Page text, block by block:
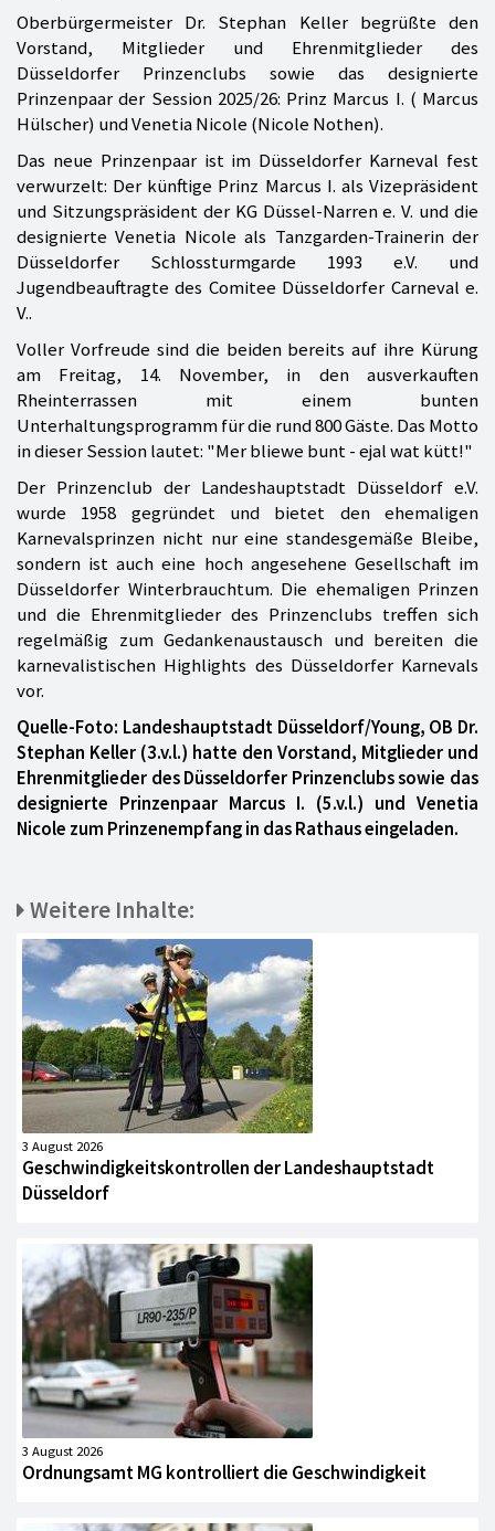
Oberbürgermeister Dr. Stephan Keller begrüßte den
Vorstand, Mitglieder und Ehrenmitglieder des
Düsseldorfer Prinzenclubs sowie das designierte
Prinzenpaar der Session 2025/26: Prinz Marcus I. ( Marcus
Hülscher) und Venetia Nicole (Nicole Nothen).
Das neue Prinzenpaar ist im Düsseldorfer Karneval fest
verwurzelt: Der künftige Prinz Marcus I. als Vizepräsident
und Sitzungspräsident der KG Düssel-Narren e. V. und die
designierte Venetia Nicole als Tanzgarden-Trainerin der
Düsseldorfer Schlossturmgarde 1993 e.V. und
Jugendbeauftragte des Comitee Düsseldorfer Carneval e.
V..
Voller Vorfreude sind die beiden bereits auf ihre Kürung
am Freitag, 14. November, in den ausverkauften
Rheinterrassen mit einem bunten
Unterhaltungsprogramm für die rund 800 Gäste. Das Motto
in dieser Session lautet: "Mer bliewe bunt - ejal wat kütt!"
Der Prinzenclub der Landeshauptstadt Düsseldorf e.V.
wurde 1958 gegründet und bietet den ehemaligen
Karnevalsprinzen nicht nur eine standesgemäße Bleibe,
sondern ist auch eine hoch angesehene Gesellschaft im
Düsseldorfer Winterbrauchtum. Die ehemaligen Prinzen
und die Ehrenmitglieder des Prinzenclubs treffen sich
regelmäßig zum Gedankenaustausch und bereiten die
karnevalistischen Highlights des Düsseldorfer Karnevals
vor.
Quelle-Foto: Landeshauptstadt Düsseldorf/Young, OB Dr.
Stephan Keller (3.v.l.) hatte den Vorstand, Mitglieder und
Ehrenmitglieder des Düsseldorfer Prinzenclubs sowie das
designierte Prinzenpaar Marcus I. (5.v.l.) und Venetia
Nicole zum Prinzenempfang in das Rathaus eingeladen.
Weitere Inhalte:
3 August 2026
Geschwindigkeitskontrollen der Landeshauptstadt
Düsseldorf
3 August 2026
Ordnungsamt MG kontrolliert die Geschwindigkeit